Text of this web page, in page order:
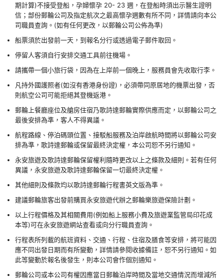
期計算)不接受登船，孕婦懷孕 20- 23 週，在登船時須出示醫生證明
信；部份郵輪公司及指定航次之最高懷孕週數有所不同，詳情請向本公
司職員查詢。(如有任何更改，以郵輪公司公佈為準)
船票須於出發前一天，到報名分行或透過電子郵件取回。
停留人客須自行安排交通工具前往機場。
請攜帶一個小旅行袋，因為在上岸前一個晚上，服務員會先收取行李。
凡持外國護照者(如沒有香港身份證)，必須帶同原居地的機票出發，否
則航空公司可能拒絕其登機返港。
郵輪上餐廳座位及艙房住宿乃歌詩達郵輪實際供應而定，以郵輪公司之
最後安排為準，客人不得異議。
航程路線、停泊碼頭位置、接駁船服務及泊岸啟航時間將以郵輪公司安
排為準，歌詩達郵輪或保留最終決定權，本公司恕不另行通知。
永安旅遊及歌詩達郵輪保留權利隨時更改以上之條款及細則。若有任何
異議，永安旅遊及歌詩達郵輪保留一切最終決定權。
其他細則及條款均以歌詩達郵輪行程書英文版為準。
建議郵輪旅客出發前購買永安旅遊代辦之郵輪樂旅遊保險計劃。
以上行程價格及其相關費用(例如船上服務小費及旅遊業監管局印花成
本等)可在永安旅遊網站查看或向分行職員查詢。
行程表所列載的航班資料、交通、行程、住宿及膳食等安排，將可能因
應不同出發日期而有所變動，詳情請參閱收據備註，恕不另行通知。如
此等變動於報名後發生，則本公司會作個別通知。
郵輪公司或本公司有權因應當日郵輪泊岸時間及當地交通情況而增減所